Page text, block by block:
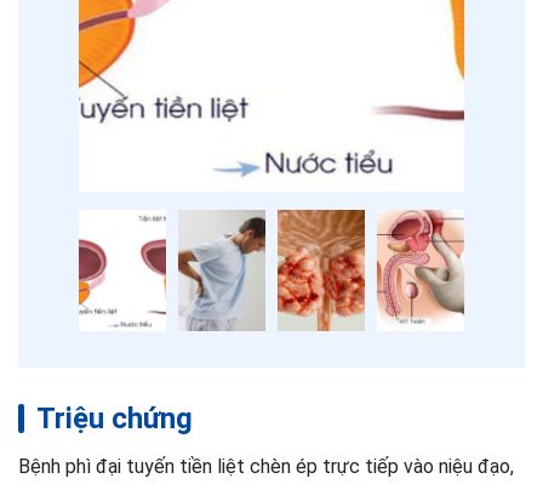
Triệu chứng
Bệnh phì đại tuyến tiền liệt chèn ép trực tiếp vào niệu đạo,